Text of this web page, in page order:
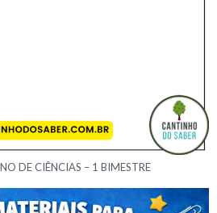
DE CIÊNCIAS – 1 BIMESTRE